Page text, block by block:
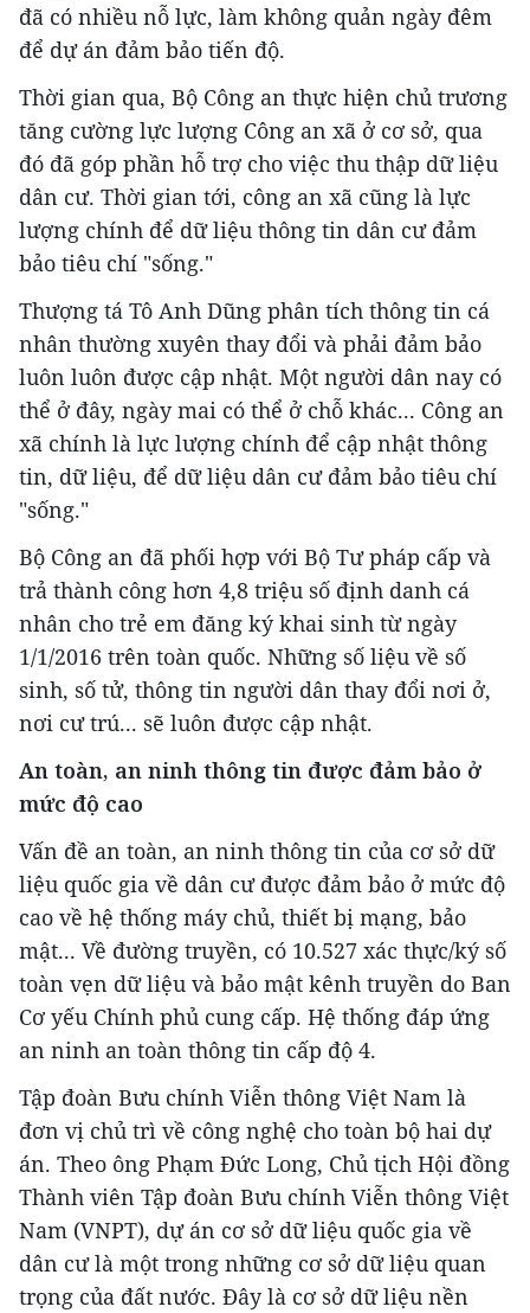
đã có nhiều nỗ lực, làm không quản ngày đêm
để dự án đảm bảo tiến độ.
Thời gian qua, Bộ Công an thực hiện chủ trương
tăng cường lực lượng Công an xã ở cơ sở, qua
đó đã góp phần hỗ trợ cho việc thu thập dữ liệu
dân cư. Thời gian tới, công an xã cũng là lực
lượng chính để dữ liệu thông tin dân cư đảm
bảo tiêu chí "sống."
Thượng tá Tô Anh Dũng phân tích thông tin cá
nhân thường xuyên thay đổi và phải đảm bảo
luôn luôn được cập nhật. Một người dân nay có
thể ở đây, ngày mai có thể ở chỗ khác... Công an
xã chính là lực lượng chính để cập nhật thông
tin, dữ liệu, để dữ liệu dân cư đảm bảo tiêu chí
"sống."
Bộ Công an đã phối hợp với Bộ Tư pháp cấp và
trả thành công hơn 4,8 triệu số định danh cá
nhân cho trẻ em đăng ký khai sinh từ ngày
1/1/2016 trên toàn quốc. Những số liệu về số
sinh, số tử, thông tin người dân thay đổi nơi ở,
nơi cư trú... sẽ luôn được cập nhật.
An toàn, an ninh thông tin được đảm bảo ở
mức độ cao
Vấn đề an toàn, an ninh thông tin của cơ sở dữ
liệu quốc gia về dân cư được đảm bảo ở mức độ
cao về hệ thống máy chủ, thiết bị mạng, bảo
mật... Về đường truyền, có 10.527 xác thực/ký số
toàn vẹn dữ liệu và bảo mật kênh truyền do Ban
Cơ yếu Chính phủ cung cấp. Hệ thống đáp ứng
an ninh an toàn thông tin cấp độ 4.
Tập đoàn Bưu chính Viễn thông Việt Nam là
đơn vị chủ trì về công nghệ cho toàn bộ hai dự
án. Theo ông Phạm Đức Long, Chủ tịch Hội đồng
Thành viên Tập đoàn Bưu chính Viễn thông Việt
Nam (VNPT), dự án cơ sở dữ liệu quốc gia về
dân cư là một trong những cơ sở dữ liệu quan
trọng của đất nước. Đây là cơ sở dữ liệu nền